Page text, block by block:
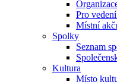
Pro
Místní
Spolky
Seznam
Kultura
Místo